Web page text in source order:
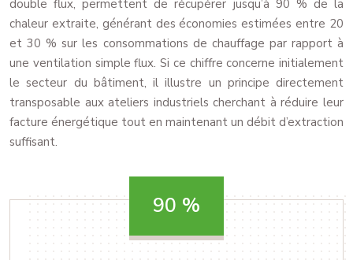
double flux, permettent de récupérer jusqu’à 90 % de la
chaleur extraite, générant des économies estimées entre 20
et 30 % sur les consommations de chauffage par rapport à
une ventilation simple flux. Si ce chiffre concerne initialement
le secteur du bâtiment, il illustre un principe directement
transposable aux ateliers industriels cherchant à réduire leur
facture énergétique tout en maintenant un débit d’extraction
suffisant.
90 %